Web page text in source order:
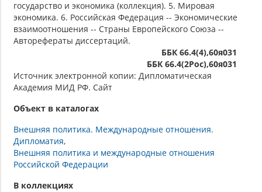
государство и экономика (коллекция). 5. Мировая
экономика. 6. Российская Федерация -- Экономические
взаимоотношения -- Страны Европейского Союза --
Авторефераты диссертаций.
ББК 66.4(4),60я031
ББК 66.4(2Рос),60я031
Источник электронной копии: Дипломатическая
Академия МИД РФ. Сайт
Объект в каталогах
Внешняя политика. Международные отношения.
Дипломатия
Внешняя политика и международные отношения
Российской Федерации
В коллекциях